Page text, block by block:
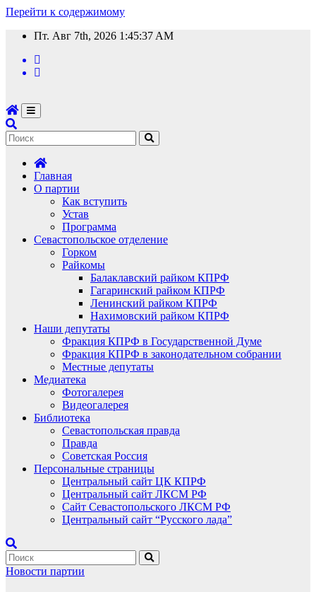
Перейти к содержимому
Пт. Авг 7th, 2026 1:45:38 AM
Главная
О партии
Как вступить
Устав
Программа
Севастопольское отделение
Горком
Райкомы
Балаклавский райком КПРФ
Гагаринский райком КПРФ
Ленинский райком КПРФ
Нахимовский райком КПРФ
Наши депутаты
Фракция КПРФ в Государственной Думе
Фракция КПРФ в законодательном собрании
Местные депутаты
Медиатека
Фотогалерея
Видеогалерея
Библиотека
Севастопольская правда
Правда
Советская Россия
Персональные страницы
Центральный сайт ЦК КПРФ
Центральный сайт ЛКСМ РФ
Сайт Севастопольского ЛКСМ РФ
Центральный сайт “Русского лада”
Новости партии